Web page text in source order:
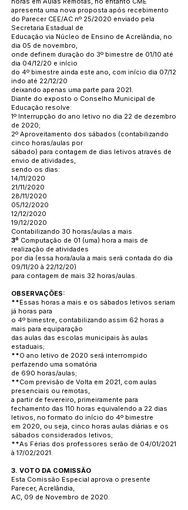
apresenta uma nova proposta após recebimento
do Parecer CEE/AC nº 25/2020 enviado pela
Secretaria Estadual de
Educação via Núcleo de Ensino de Acrelândia, no
dia 05 de novembro,
onde definem duração do 3º bimestre de 01/10 até
dia 04/12/20 e início
do 4º bimestre ainda este ano, com início dia 07/12
indo até 22/12/20
deixando apenas uma parte para 2021.
Diante do exposto o Conselho Municipal de
Educação resolve:
1º Interrupção do ano letivo no dia 22 de dezembro
de 2020;
2º Aproveitamento dos sábados (contabilizando
cinco horas/aulas por
sábado) para contagem de dias letivos através de
envio de atividades,
sendo os dias:
14/11/2020
21/11/2020
28/11/2020
05/12/2020
12/12/2020
19/12/2020
Contabilizando 30 horas/aulas a mais.
3º Computação de 01 (uma) hora a mais de
realização de atividades
por dia (essa hora/aula a mais será contada do dia
09/11/20 à 22/12/20)
para contagem de mais 32 horas/aulas.
OBSERVAÇÕES:
**Essas horas a mais e os sábados letivos seriam
já horas para
o 4º bimestre, contabilizando assim 62 horas a
mais para equiparação
das aulas das escolas municipais às aulas
estaduais;
**O ano letivo de 2020 será interrompido
perfazendo uma somatória
de 690 horas/aulas;
**Com previsão de Volta em 2021, com aulas
presenciais ou remotas,
a partir de fevereiro, primeiramente para
fechamento das 110 horas equivalendo a 22 dias
letivos, no formato do início do 4º bimestre
em 2020, ou seja, cinco horas aulas diárias e os
sábados considerados letivos;
**As Férias dos professores serão de 04/01/2021
à 17/02/2021.
3. VOTO DA COMISSÃO
Esta Comissão Especial aprova o presente
Parecer, Acrelândia,
AC, 09 de Novembro de 2020.